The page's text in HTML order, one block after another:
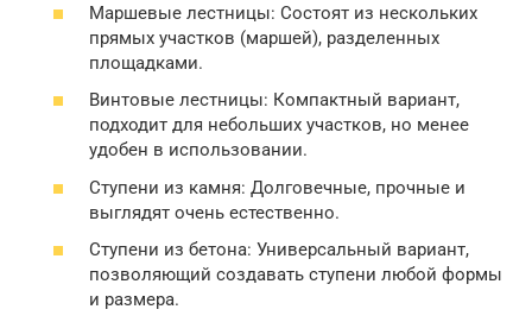
Маршевые лестницы: Состоят из нескольких
прямых участков (маршей), разделенных
площадками.
Винтовые лестницы: Компактный вариант,
подходит для небольших участков, но менее
удобен в использовании.
Ступени из камня: Долговечные, прочные и
выглядят очень естественно.
Ступени из бетона: Универсальный вариант,
позволяющий создавать ступени любой формы
и размера.